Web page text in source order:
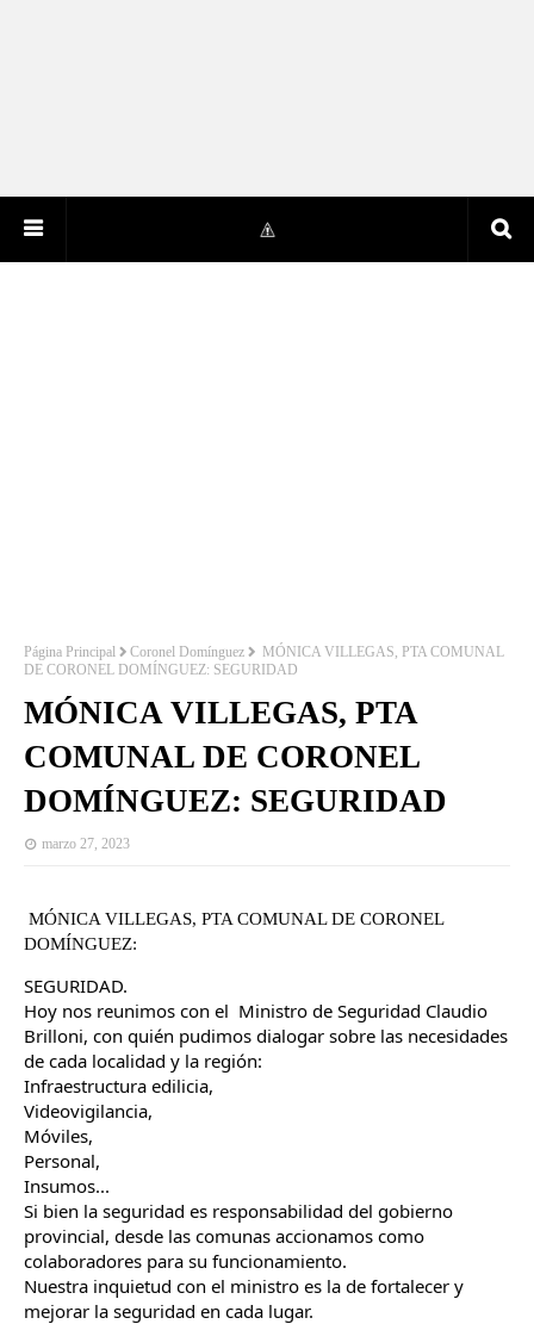
Página Principal Coronel Domínguez
MÓNICA VILLEGAS, PTA COMUNAL
DE CORONEL DOMÍNGUEZ: SEGURIDAD
MÓNICA VILLEGAS, PTA
COMUNAL DE CORONEL
DOMÍNGUEZ: SEGURIDAD
marzo 27, 2023
MÓNICA VILLEGAS, PTA COMUNAL DE CORONEL
DOMÍNGUEZ:
SEGURIDAD.
Hoy nos reunimos con el  Ministro de Seguridad Claudio
Brilloni, con quién pudimos dialogar sobre las necesidades
de cada localidad y la región:
Infraestructura edilicia,
Videovigilancia,
Móviles,
Personal,
Insumos...
Si bien la seguridad es responsabilidad del gobierno
provincial, desde las comunas accionamos como
colaboradores para su funcionamiento.
Nuestra inquietud con el ministro es la de fortalecer y
mejorar la seguridad en cada lugar.